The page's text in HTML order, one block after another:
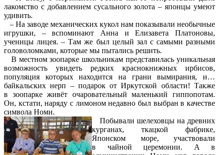
лакомство с добавлением сусального золота – японцы умеют
удивить.
– На заводе механических кукол нам показывали необычные
игрушки, – вспоминают Анна и Елизавета Платоновы,
ученицы лицея. – Там же был целый зал с самыми разными
головоломками, которые мы пытались решить.
В местном зоопарке школьникам представилась уникальная
возможность увидеть редких краснокнижных ирбисов,
популяция которых находится на грани вымирания, и…
байкальских нерп – подарок от Иркутской области! Также
в зоопарке живёт очаровательный маленький гиппопотам.
Он, кстати, наряду с лимоном недавно был выбран в качестве
символа Номи.
Побывали шелеховцы на древних
курганах, ткацкой фабрике,
Японском море, участвовали
в чайной церемонии. А в